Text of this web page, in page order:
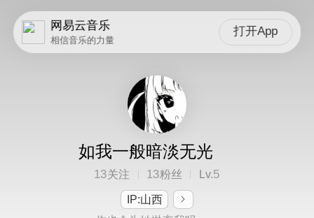
网易云音乐
相信音乐的力量
打开App
如我一般暗淡无光
13关注 13粉丝 Lv.5
IP:山西